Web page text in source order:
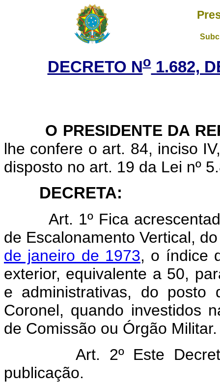
DECRETO No1.682,
O PRESIDENTE DA
lhe confere o art. 84, inciso
disposto no art. 19 da Lei nº
DECRETA:
Art. 1º Fica
de Escalonamento Vertical,
de janeiro de 1973, o índice
exterior, equivalente a 50,
e administrativas, do posto
Coronel, quando investidos
de Comissão ou Órgão Militar.
Art. 2º Este
publicação.